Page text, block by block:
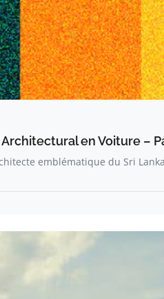
Architectural en Voiture –
emblématique du Sri